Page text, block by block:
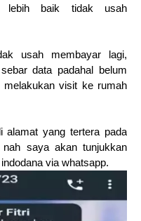
lebih baik tidak usah
usah membayar lagi,
data padahal belum
melakukan visit ke rumah
alamat yang tertera pada
saya akan tunjukkan
via whatsapp.